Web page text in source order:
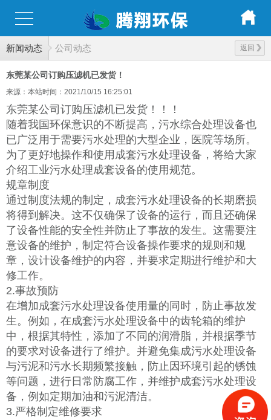
新闻动态 返回
公司动态
东莞某公司订购压滤机已发货！
来源：本站时间：2021/10/15 16:25:01
东莞某公司订购压滤机已发货！！！
随着我国环保意识的不断提高，污水综合处理设备也
已广泛用于需要污水处理的大型企业，医院等场所。
为了更好地操作和使用成套污水处理设备，将给大家
介绍工业污水处理成套设备的使用规范。
规章制度
通过制度法规的制定，成套污水处理设备的长期磨损
将得到解决。这不仅确保了设备的运行，而且还确保
了设备性能的安全性并防止了事故的发生。这需要注
意设备的维护，制定符合设备操作要求的规则和规
章，设计设备维护的内容，并要求定期进行维护和大
修工作。
2.事故预防
在增加成套污水处理设备使用量的同时，防止事故发
生。例如，在成套污水处理设备中的齿轮箱的维护
中，根据其特性，添加了不同的润滑脂，并根据季节
的要求对设备进行了维护。并避免集成污水处理设备
与污泥和污水长期频繁接触，防止因环境引起的锈蚀
等问题，进行日常防腐工作，并维护成套污水处理设
备，例如定期加油和污泥清洁。
3.严格制定维修要求